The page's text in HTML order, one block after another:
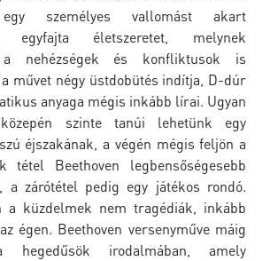
személyes vallomást akart
egyfajta életszeretet, melynek
a nehézségek és konfliktusok is
művet négy üstdobütés indítja, D-dúr
anyaga mégis inkább lírai. Ugyan
szinte tanúi lehetünk egy
éjszakának, a végén mégis feljön a
tétel Beethoven legbensőségesebb
a zárótétel pedig egy játékos rondó.
a küzdelmek nem tragédiák, inkább
égen. Beethoven versenyműve máig
hegedűsök irodalmában, amely